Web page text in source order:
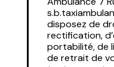
disposez de
rectification,
portabilité, de
de retrait de